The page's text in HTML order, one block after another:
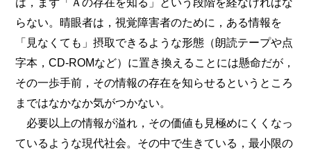
らない。晴眼者は，視覚障害者のために，ある情報を
「見なくても」摂取できるような形態（朗読テープや点
字本，CD-ROMなど）に置き換えることには懸命だが，
その一歩手前，その情報の存在を知らせるというところ
まではなかなか気がつかない。
必要以上の情報が溢れ，その価値も見極めにくくなっ
ているような現代社会。その中で生きている，最小限の